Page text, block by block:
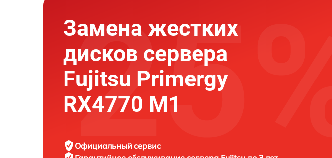
Замена жестких
дисков сервера
Fujitsu Primergy
RX4770 M1
Официальный сервис